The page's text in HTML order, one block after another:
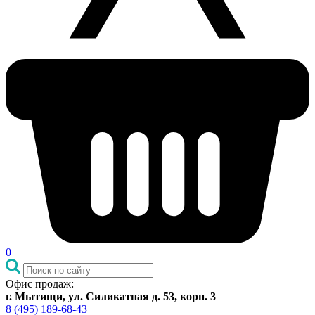
0
Офис продаж:
г. Мытищи, ул. Силикатная д. 53, корп. 3
8 (495) 189-68-43